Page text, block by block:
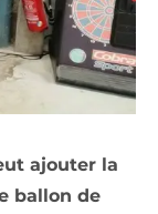
ajouter la
ballon de